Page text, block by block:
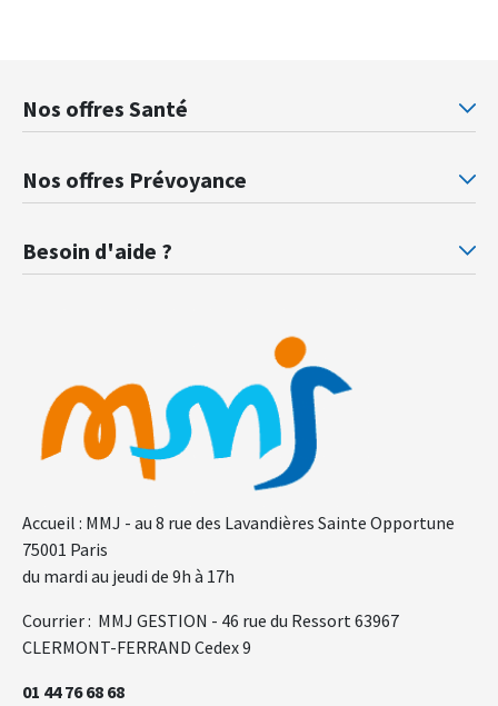
Accueil : MMJ - au 8 rue des Lavandières Sainte Opportune
75001 Paris
du mardi au jeudi de 9h à 17h
Courrier : MMJ GESTION - 46 rue du Ressort 63967
CLERMONT-FERRAND Cedex 9
01 44 76 68 68
Nos offres Santé
Mutuelle santé Retraités justice
Nos offres Prévoyance
Besoin d'aide ?